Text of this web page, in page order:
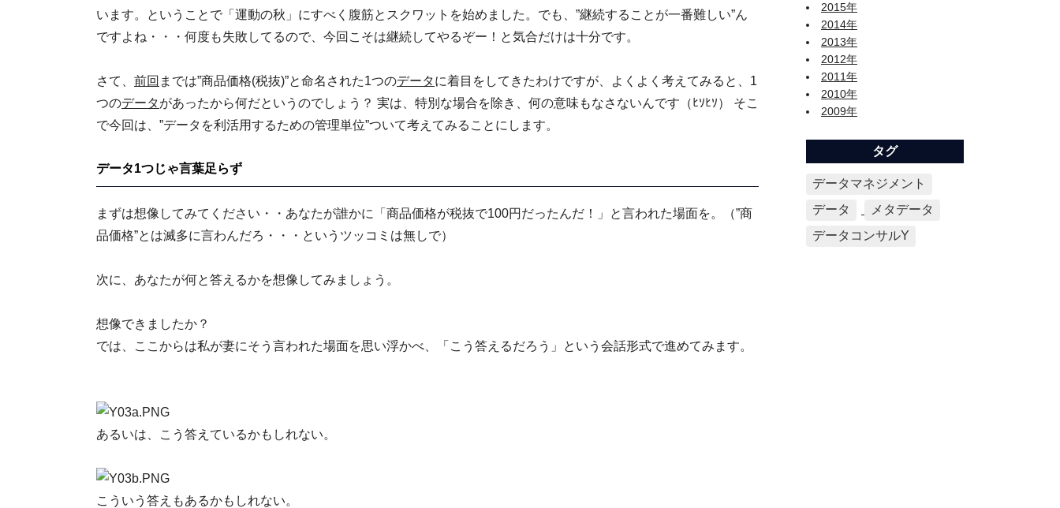
います。ということで「運動の秋」にすべく腹筋とスクワットを始めました。でも、”継続することが一番難しい”ん
ですよね・・・何度も失敗してるので、今回こそは継続してやるぞー！と気合だけは十分です。
さて、 前回 までは”商品価格(税抜)”と命名された1つのデータに着目をしてきたわけですが、よくよく考えてみると、1
つのデータがあったから何だというのでしょう？ 実は、特別な場合を除き、何の意味もなさないんです（ﾋｿﾋｿ） そこ
で今回は、”データを利活用するための管理単位”ついて考えてみることにします。
データ1つじゃ言葉足らず
まずは想像してみてください・・あなたが誰かに「商品価格が税抜で100円だったんだ！」と言われた場面を。（”商
品価格”とは滅多に言わんだろ・・・というツッコミは無しで）
次に、あなたが何と答えるかを想像してみましょう。
想像できましたか？
では、ここからは私が妻にそう言われた場面を思い浮かべ、「こう答えるだろう」という会話形式で進めてみます。
あるいは、こう答えているかもしれない。
こういう答えもあるかもしれない。
2015年
2014年
2013年
2012年
2011年
2010年
2009年
タグ
データマネジメント
データ
メタデータ
データコンサルY